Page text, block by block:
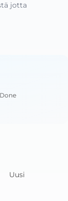
jotta
Uusi